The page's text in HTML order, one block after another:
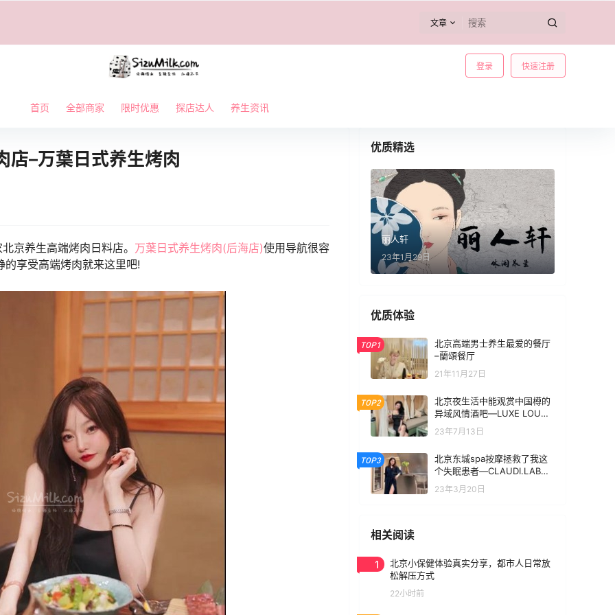
文章
登录 快速注册
首页 全部商家 限时优惠 探店达人 养生资讯
店–万葉日式养生烤肉
京养生高端烤肉日料店。 万葉日式养生烤肉(后海店)使用导航很容
享受高端烤肉就来这里吧!
优质精选
丽人轩
23年1月29日
优质体验
TOP1
北京高端男士养生最爱的餐厅
–蘭頌餐厅
21年11月27日
TOP2
北京夜生活中能观赏中国樽的
异域风情酒吧—LUXE LOUNG
23年7月13日
TOP3
北京东城spa按摩拯救了我这
个失眠患者—CLAUDI.LAB克
拉底实验室
23年3月20日
相关阅读
1
北京小保健体验真实分享，都市人日常放
松解压方式
22小时前